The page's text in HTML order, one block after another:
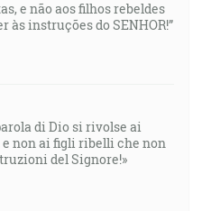
tým cieľom, aby sme sa
skutkom neopúšťajúc
čím viacej vidíte, že
nech je každý človek
pomalý do hnevu. [Jk
e não aos filhos rebeldes
às instruções do SENHOR!”
di Dio si rivolse ai
non ai figli ribelli che non
del Signore!»